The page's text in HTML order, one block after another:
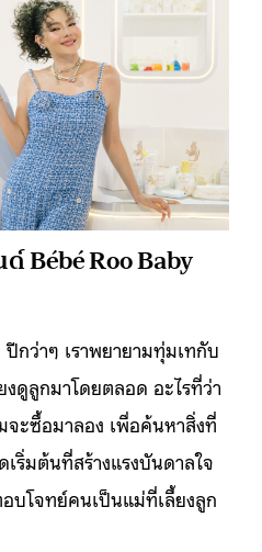
Bébé Roo Baby
ปีกว่าๆ เราพยายามทุ่มเทกับ
งดูลูกมาโดยตลอด อะไรที่ว่า
ะซื้อมาลอง เพื่อค้นหาสิ่งที่
ริ่มต้นที่สร้างแรงบันดาลใจ
บโจทย์คนเป็นแม่ที่เลี้ยงลูก